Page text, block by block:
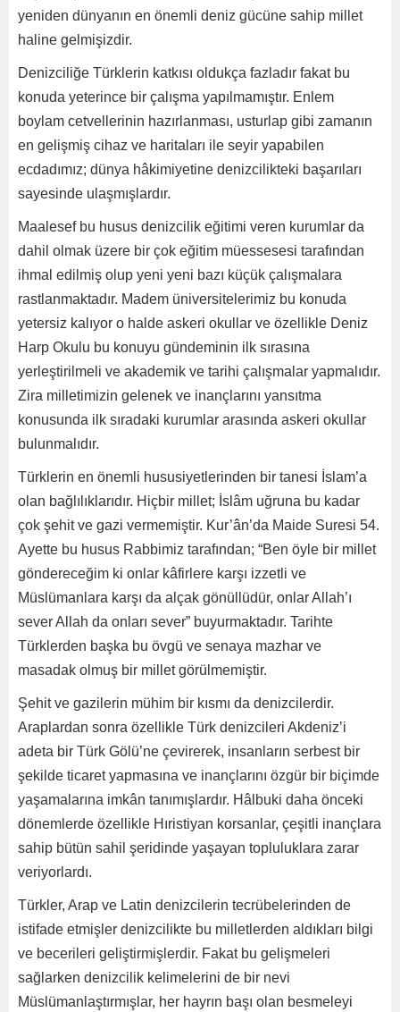
yeniden dünyanın en önemli deniz gücüne sahip millet
haline gelmişizdir.
Denizciliğe Türklerin katkısı oldukça fazladır fakat bu
konuda yeterince bir çalışma yapılmamıştır. Enlem
boylam cetvellerinin hazırlanması, usturlap gibi zamanın
en gelişmiş cihaz ve haritaları ile seyir yapabilen
ecdadımız; dünya hâkimiyetine denizcilikteki başarıları
sayesinde ulaşmışlardır.
Maalesef bu husus denizcilik eğitimi veren kurumlar da
dahil olmak üzere bir çok eğitim müessesesi tarafından
ihmal edilmiş olup yeni yeni bazı küçük çalışmalara
rastlanmaktadır. Madem üniversitelerimiz bu konuda
yetersiz kalıyor o halde askeri okullar ve özellikle Deniz
Harp Okulu bu konuyu gündeminin ilk sırasına
yerleştirilmeli ve akademik ve tarihi çalışmalar yapmalıdır.
Zira milletimizin gelenek ve inançlarını yansıtma
konusunda ilk sıradaki kurumlar arasında askeri okullar
bulunmalıdır.
Türklerin en önemli hususiyetlerinden bir tanesi İslam’a
olan bağlılıklarıdır. Hiçbir millet; İslâm uğruna bu kadar
çok şehit ve gazi vermemiştir. Kur’ân’da Maide Suresi 54.
Ayette bu husus Rabbimiz tarafından; “Ben öyle bir millet
göndereceğim ki onlar kâfirlere karşı izzetli ve
Müslümanlara karşı da alçak gönüllüdür, onlar Allah’ı
sever Allah da onları sever” buyurmaktadır. Tarihte
Türklerden başka bu övgü ve senaya mazhar ve
masadak olmuş bir millet görülmemiştir.
Şehit ve gazilerin mühim bir kısmı da denizcilerdir.
Araplardan sonra özellikle Türk denizcileri Akdeniz’i
adeta bir Türk Gölü’ne çevirerek, insanların serbest bir
şekilde ticaret yapmasına ve inançlarını özgür bir biçimde
yaşamalarına imkân tanımışlardır. Hâlbuki daha önceki
dönemlerde özellikle Hıristiyan korsanlar, çeşitli inançlara
sahip bütün sahil şeridinde yaşayan topluluklara zarar
veriyorlardı.
Türkler, Arap ve Latin denizcilerin tecrübelerinden de
istifade etmişler denizcilikte bu milletlerden aldıkları bilgi
ve becerileri geliştirmişlerdir. Fakat bu gelişmeleri
sağlarken denizcilik kelimelerini de bir nevi
Müslümanlaştırmışlar, her hayrın başı olan besmeleyi